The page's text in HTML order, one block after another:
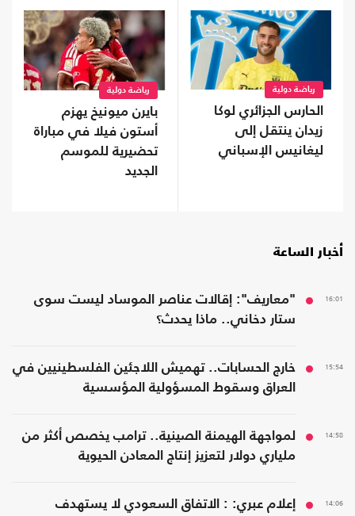
رياضة دولية
الحارس الجزائري لوكا
زيدان ينتقل إلى
ليغانيس الإسباني
رياضة دولية
بايرن ميونيخ يهزم
أستون فيلا في مباراة
تحضيرية للموسم
الجديد
أخبار الساعة
16:01
"معاريف": إقالات عناصر الموساد ليست سوى
ستار دخاني.. ماذا يحدث؟
15:54
خارج الحسابات.. تهميش اللاجئين الفلسطينيين في
العراق وسقوط المسؤولية المؤسسية
14:58
لمواجهة الهيمنة الصينية.. ترامب يخصص أكثر من
ملياري دولار لتعزيز إنتاج المعادن الحيوية
14:06
إعلام عبري: : الاتفاق السعودي لا يستهدف